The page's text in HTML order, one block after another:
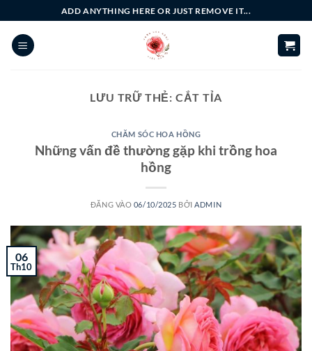
qua
nội
dung
ADD ANYTHING HERE OR JUST REMOVE IT...
LƯU TRỮ THẺ: CẮT TỈA
CHĂM SÓC HOA HỒNG
Những vấn đề thường gặp khi trồng hoa
hồng
ĐĂNG VÀO 06/10/2025 BỞI ADMIN
06
Th10